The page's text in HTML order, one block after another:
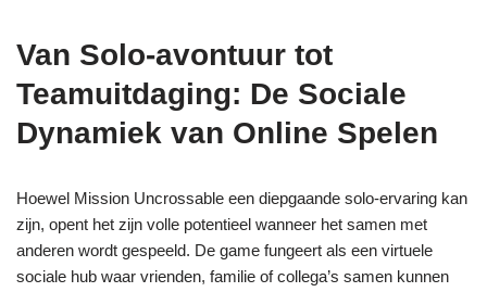
Van Solo-avontuur tot
Teamuitdaging: De Sociale
Dynamiek van Online Spelen
Hoewel Mission Uncrossable een diepgaande solo-ervaring kan
zijn, opent het zijn volle potentieel wanneer het samen met
anderen wordt gespeeld. De game fungeert als een virtuele
sociale hub waar vrienden, familie of collega’s samen kunnen